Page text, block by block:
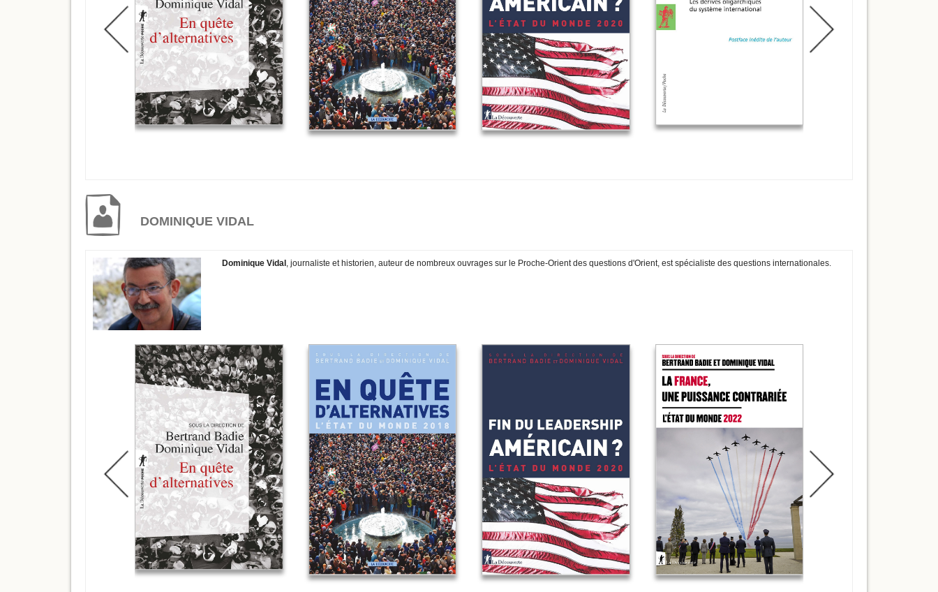
DOMINIQUE VIDAL
Dominique Vidal , journaliste et historien, auteur de nombreux ouvrages sur le Proche-Orient des questions d'Orient, est spécialiste des questions internationales.